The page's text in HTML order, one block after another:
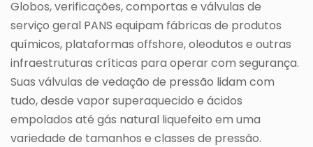
Globos, verificações, comportas e válvulas de
serviço geral PANS equipam fábricas de produtos
químicos, plataformas offshore, oleodutos e outras
infraestruturas críticas para operar com segurança.
Suas válvulas de vedação de pressão lidam com
tudo, desde vapor superaquecido e ácidos
empolados até gás natural liquefeito em uma
variedade de tamanhos e classes de pressão.